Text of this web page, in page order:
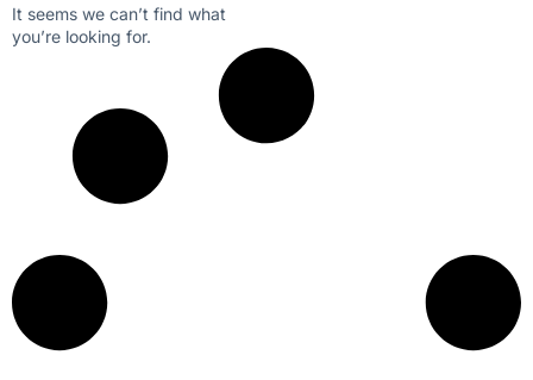
It seems we can’t find what
you’re looking for.